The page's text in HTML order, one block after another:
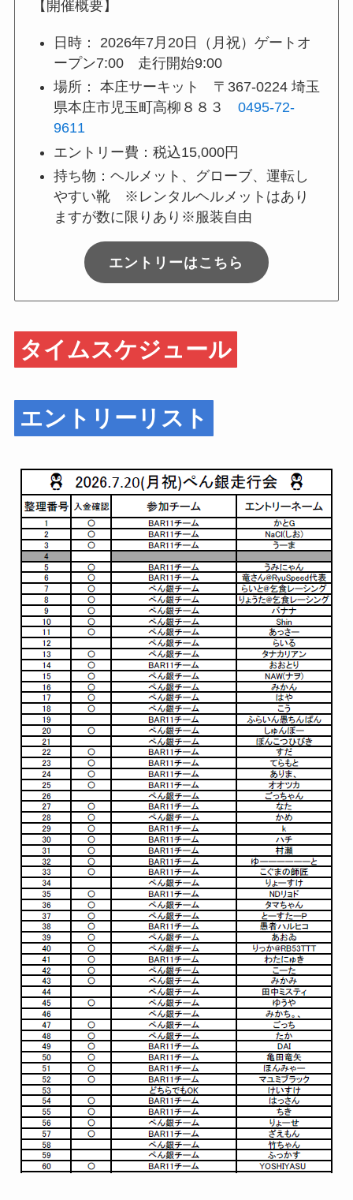
【開催概要】
日時： 2026年7月20日（月祝）ゲートオ
ープン7:00 走行開始9:00
場所： 本庄サーキット 〒367-0224 埼玉
県本庄市児玉町高柳８８３0495-72-
9611
エントリー費：税込15,000円
持ち物：ヘルメット、グローブ、運転し
やすい靴 ※レンタルヘルメットはあり
ますが数に限りあり※服装自由
エントリーはこちら
タイムスケジュール
エントリーリスト